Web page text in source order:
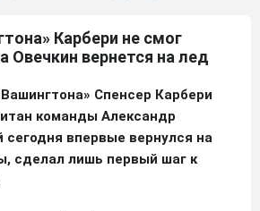
Карбери не смог
Овечкин вернется на лед
Спенсер Карбери
команды Александр
сегодня впервые вернулся на
сделал лишь первый шаг к